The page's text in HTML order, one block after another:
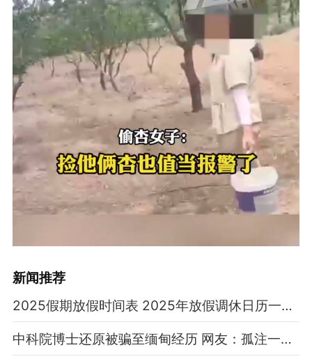
新闻推荐
2025假期放假时间表 2025年放假调休日历一览表
中科院博士还原被骗至缅甸经历 网友：孤注一掷现实版